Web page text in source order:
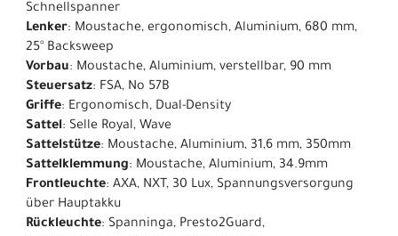
Schnellspanner
Lenker: Moustache, ergonomisch, Aluminium, 680 mm,
25° Backsweep
Vorbau: Moustache, Aluminium, verstellbar, 90 mm
Steuersatz: FSA, No 57B
Griffe: Ergonomisch, Dual-Density
Sattel: Selle Royal, Wave
Sattelstütze: Moustache, Aluminium, 31,6 mm, 350mm
Sattelklemmung: Moustache, Aluminium, 34.9mm
Frontleuchte: AXA, NXT, 30 Lux, Spannungsversorgung
über Hauptakku
Rückleuchte: Spanninga, Presto2Guard,